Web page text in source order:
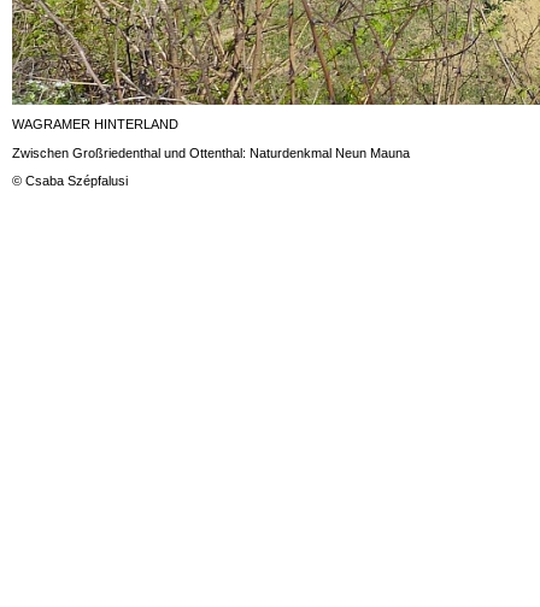
WAGRAMER HINTERLAND
Zwischen Großriedenthal und Ottenthal: Naturdenkmal Neun Mauna
© Csaba Szépfalusi